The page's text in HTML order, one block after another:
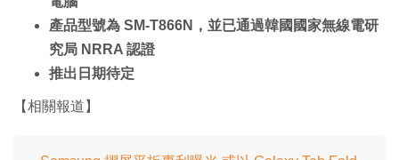
產品型號為 SM-T866N，並已通過韓國國家無線電研
究局 NRRA 認證
推出日期待定
【相關報道】